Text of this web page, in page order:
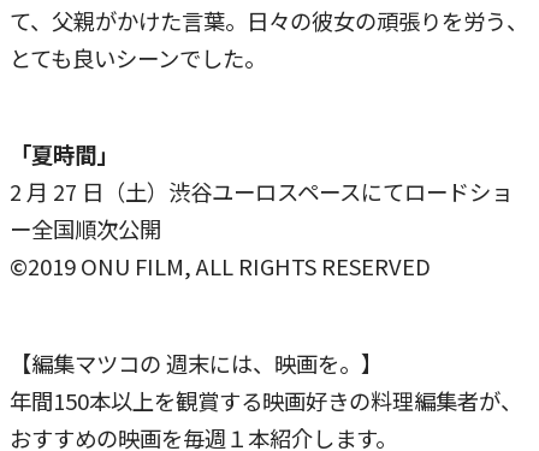
て、父親がかけた言葉。日々の彼女の頑張りを労う、
とても良いシーンでした。
「夏時間」
2 月 27 日（土）渋谷ユーロスペースにてロードショ
ー全国順次公開
©2019 ONU FILM, ALL RIGHTS RESERVED
【編集マツコの 週末には、映画を。】
年間150本以上を観賞する映画好きの料理編集者が、
おすすめの映画を毎週１本紹介します。